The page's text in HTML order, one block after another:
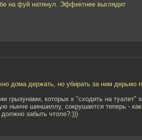
на фуй натянул. Эффектнее выглядит
дома держать, но убирать за ним дерьмо
грызунами, которых к "сходить на туалет"
нынче шиншиллу, сокрушается теперь -
забыть чтоле?:)))